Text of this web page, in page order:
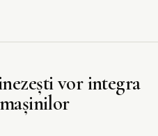
vor integra